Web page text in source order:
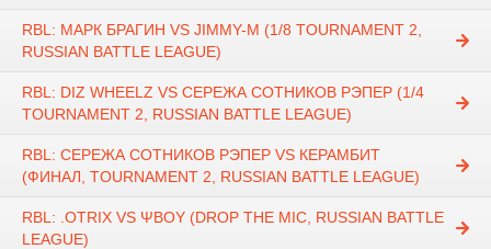
RBL: МАРК БРАГИН VS JIMMY-M (1/8 TOURNAMENT 2,
RUSSIAN BATTLE LEAGUE)
RBL: DIZ WHEELZ VS СЕРЕЖА СОТНИКОВ РЭПЕР (1/4
TOURNAMENT 2, RUSSIAN BATTLE LEAGUE)
RBL: СЕРЕЖА СОТНИКОВ РЭПЕР VS КЕРАМБИТ
(ФИНАЛ, TOURNAMENT 2, RUSSIAN BATTLE LEAGUE)
RBL: .OTRIX VS ΨBOY (DROP THE MIC, RUSSIAN BATTLE
LEAGUE)